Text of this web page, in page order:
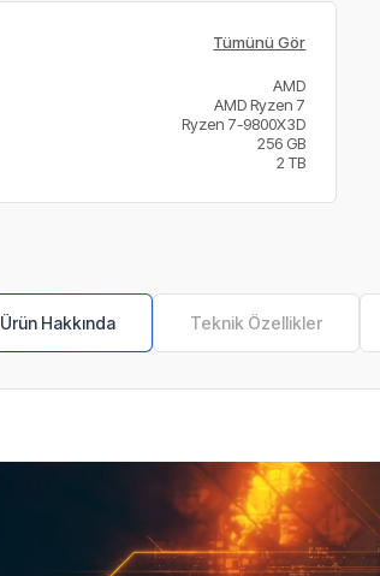
Tümünü Gör
AMD
AMD Ryzen 7
Ryzen 7-9800X3D
256 GB
2 TB
Ürün Hakkında Teknik Özellikler